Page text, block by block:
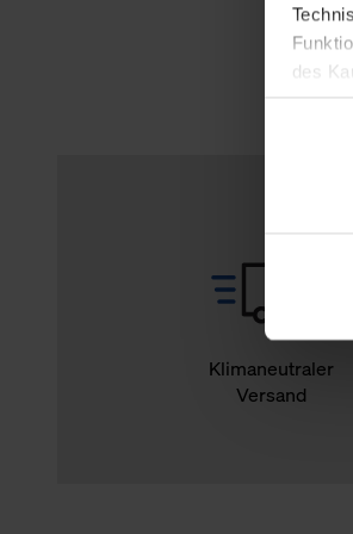
des
Für
sowie
Klimaneutraler
Versand